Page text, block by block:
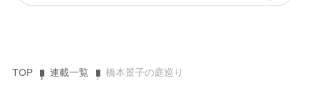
TOP 連載一覧 橋本景子の庭巡り